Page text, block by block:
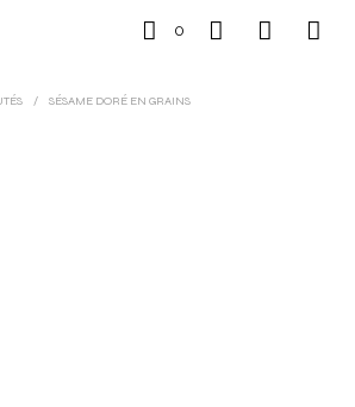
0
/ SÉSAME DORÉ EN GRAINS